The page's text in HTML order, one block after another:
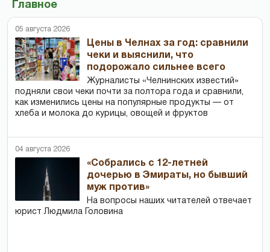
Главное
05 августа 2026
Цены в Челнах за год: сравнили
чеки и выяснили, что
подорожало сильнее всего
Журналисты «Челнинских известий»
подняли свои чеки почти за полтора года и сравнили,
как изменились цены на популярные продукты — от
хлеба и молока до курицы, овощей и фруктов
04 августа 2026
«Собрались с 12-летней
дочерью в Эмираты, но бывший
муж против»
На вопросы наших читателей отвечает
юрист Людмила Головина